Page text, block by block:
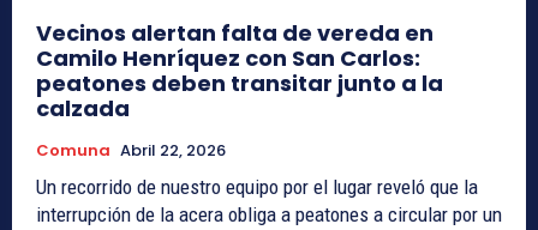
Vecinos alertan falta de vereda en
Camilo Henríquez con San Carlos:
peatones deben transitar junto a la
calzada
Comuna Abril 22, 2026
Un recorrido de nuestro equipo por el lugar reveló que la
interrupción de la acera obliga a peatones a circular por un